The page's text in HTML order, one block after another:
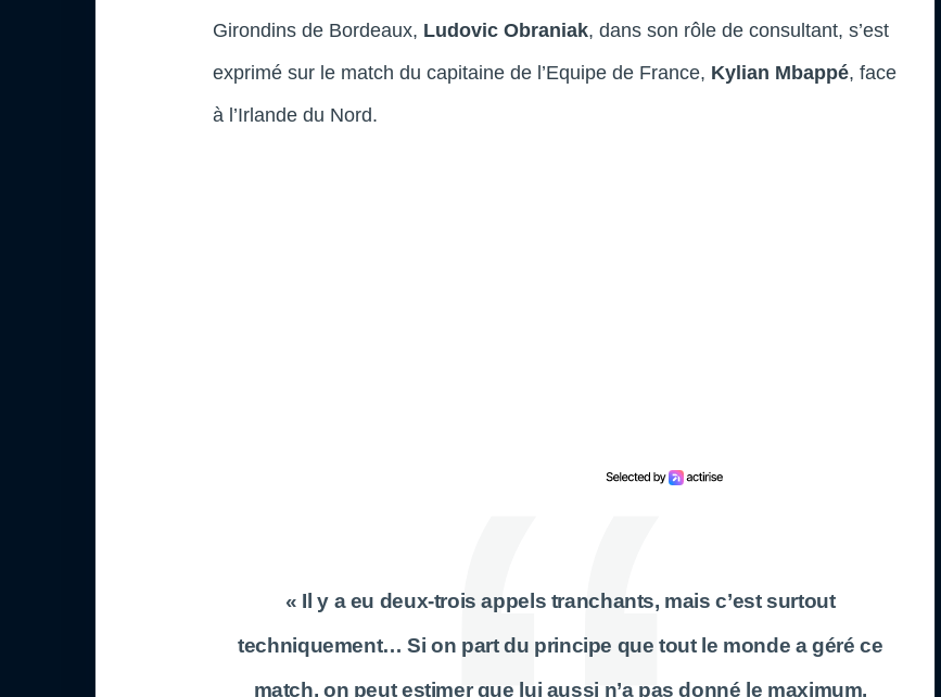
Girondins de Bordeaux, Ludovic Obraniak, dans son rôle de consultant, s’est
exprimé sur le match du capitaine de l’Equipe de France, Kylian Mbappé, face
à l’Irlande du Nord.
« Il y a eu deux-trois appels tranchants, mais c’est surtout
techniquement… Si on part du principe que tout le monde a géré ce
match, on peut estimer que lui aussi n’a pas donné le maximum.